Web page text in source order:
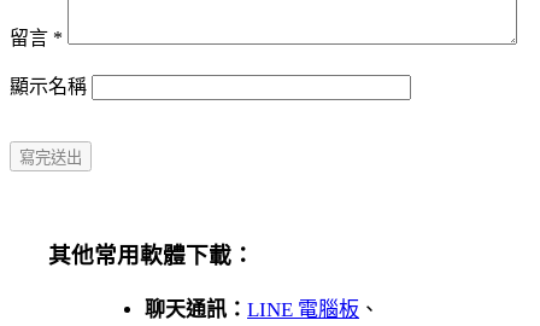
留言 *
顯示名稱
其他常用軟體下載：
聊天通訊： LINE 電腦板 、